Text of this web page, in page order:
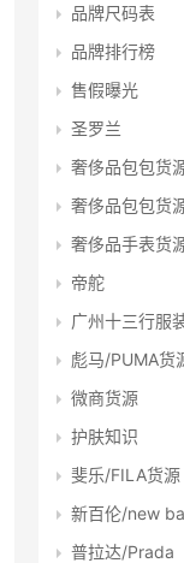
品牌尺码表
品牌排行榜
售假曝光
圣罗兰
奢侈品包包货
奢侈品包包货
奢侈品手表货
帝舵
广州十三行服
彪马/PUMA货
微商货源
护肤知识
斐乐/FILA货源
新百伦/new
普拉达/Prada